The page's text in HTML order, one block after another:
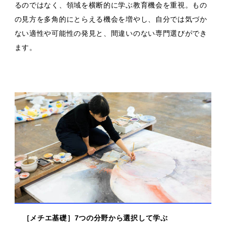
るのではなく、領域を横断的に学ぶ教育機会を重視。もの
の見方を多角的にとらえる機会を増やし、自分では気づか
ない適性や可能性の発見と、間違いのない専門選びができ
ます。
［メチエ基礎］7つの分野から選択して学ぶ